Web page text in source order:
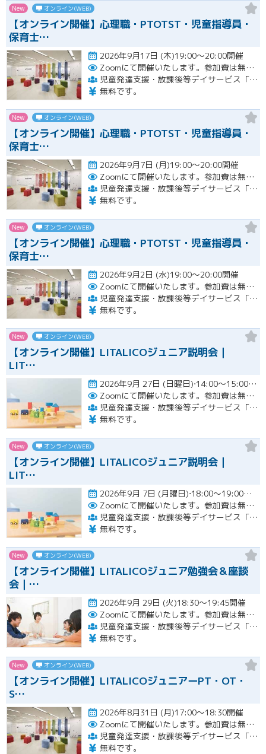
New オンライン(WEB)
【オンライン開催】心理職・PTOTST・児童指導員・
保育士…
2026年9月17日 (木)19:00～20:00開催
Zoomにて開催いたします。参加費は無料です。
児童発達支援・放課後等デイサービス「LITALICOジュニア」
無料です。
New オンライン(WEB)
【オンライン開催】心理職・PTOTST・児童指導員・
保育士…
2026年9月7日 (月)19:00～20:00開催
Zoomにて開催いたします。参加費は無料です。
児童発達支援・放課後等デイサービス「LITALICOジュニア」
無料です。
New オンライン(WEB)
【オンライン開催】心理職・PTOTST・児童指導員・
保育士…
2026年9月2日 (水)19:00～20:00開催
Zoomにて開催いたします。参加費は無料です。
児童発達支援・放課後等デイサービス「LITALICOジュニア」
無料です。
New オンライン(WEB)
【オンライン開催】LITALICOジュニア説明会｜
LIT…
2026年9月 27日 (日曜日)⋅14:00～15:00開催
Zoomにて開催いたします。参加費は無料です。
児童発達支援・放課後等デイサービス「LITALICOジュニア」
無料です。
New オンライン(WEB)
【オンライン開催】LITALICOジュニア説明会｜
LIT…
2026年9月 7日 (月曜日)⋅18:00～19:00開催
Zoomにて開催いたします。参加費は無料です。
児童発達支援・放課後等デイサービス「LITALICOジュニア」
無料です。
New オンライン(WEB)
【オンライン開催】LITALICOジュニア勉強会＆座談
会｜…
2026年9月 29日 (火)18:30～19:45開催
Zoomにて開催いたします。参加費は無料です。
児童発達支援・放課後等デイサービス「LITALICOジュニア」
無料です。
New オンライン(WEB)
【オンライン開催】LITALICOジュニアーPT・OT・
S…
2026年8月31日 (月)17:00～18:30開催
Zoomにて開催いたします。参加費は無料です。
児童発達支援・放課後等デイサービス「LITALICOジュニア」
無料です。